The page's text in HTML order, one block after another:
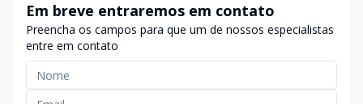
Em breve entraremos em contato
Preencha os campos para que um de nossos especialistas
entre em contato